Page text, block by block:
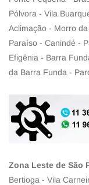
Pólvora - Vila
Aclimação - Morro
Paraíso - Canindé -
Efigênia - Barra
da Barra Funda -
Zona Leste de São
Bertioga - Vila